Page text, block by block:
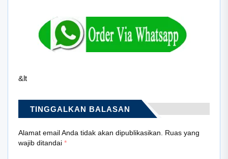
&lt
TINGGALKAN BALASAN
Alamat email Anda tidak akan dipublikasikan. Ruas yang
wajib ditandai *